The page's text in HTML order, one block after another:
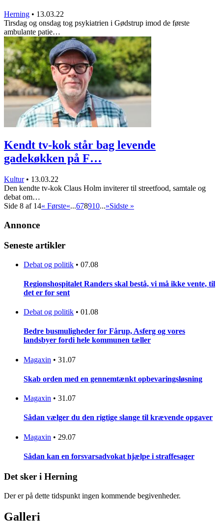
Herning • 13.03.22
Tirsdag og onsdag tog psykiatrien i Gødstrup imod de første
ambulante patie…
Kendt tv-kok står bag levende
gadekøkken på F…
Kultur • 13.03.22
Den kendte tv-kok Claus Holm inviterer til streetfood, samtale og
debat om…
Side 8 af 14« Første«...678910...»Sidste »
Annonce
Seneste artikler
Debat og politik • 07.08
Regionshospitalet Randers skal bestå, vi må ikke vente, til
det er for sent
Debat og politik • 01.08
Bedre busmuligheder for Fårup, Asferg og vores
landsbyer fordi hele kommunen tæller
Magaxin • 31.07
Skab orden med en gennemtænkt opbevaringsløsning
Magaxin • 31.07
Sådan vælger du den rigtige slange til krævende opgaver
Magaxin • 29.07
Sådan kan en forsvarsadvokat hjælpe i straffesager
Det sker i Herning
Der er på dette tidspunkt ingen kommende begivenheder.
Galleri